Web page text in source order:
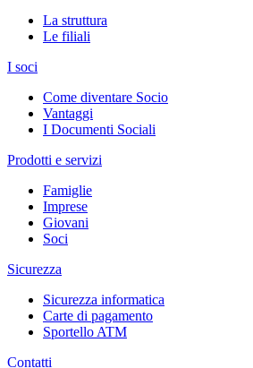
La struttura
Le filiali
I soci
Come diventare Socio
Vantaggi
I Documenti Sociali
Prodotti e servizi
Famiglie
Imprese
Giovani
Soci
Sicurezza
Sicurezza informatica
Carte di pagamento
Sportello ATM
Contatti